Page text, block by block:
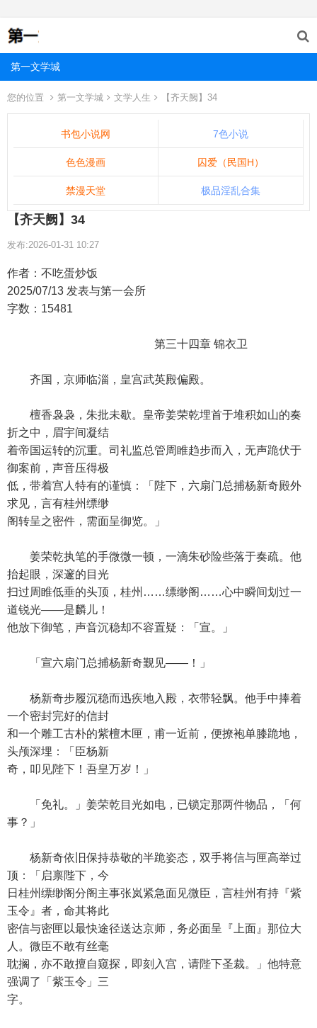
第一文学城
您的位置 第一文学城 文学人生 【齐天阙】34
书包小说网 7色小说
色色漫画 囚爱（民国H）
禁漫天堂 极品淫乱合集
【齐天阙】34
发布:2026-01-31 10:27
作者：不吃蛋炒饭
2025/07/13 发表与第一会所
字数：15481
第三十四章 锦衣卫
齐国，京师临淄，皇宫武英殿偏殿。
檀香袅袅，朱批未歇。皇帝姜荣乾埋首于堆积如山的奏
折之中，眉宇间凝结
着帝国运转的沉重。司礼监总管周睢趋步而入，无声跪伏于
御案前，声音压得极
低，带着宫人特有的谨慎：「陛下，六扇门总捕杨新奇殿外
求见，言有桂州缥缈
阁转呈之密件，需面呈御览。」
姜荣乾执笔的手微微一顿，一滴朱砂险些落于奏疏。他
抬起眼，深邃的目光
扫过周睢低垂的头顶，桂州……缥缈阁……心中瞬间划过一
道锐光——是麟儿！
他放下御笔，声音沉稳却不容置疑：「宣。」
「宣六扇门总捕杨新奇觐见——！」
杨新奇步履沉稳而迅疾地入殿，衣带轻飘。他手中捧着
一个密封完好的信封
和一个雕工古朴的紫檀木匣，甫一近前，便撩袍单膝跪地，
头颅深埋：「臣杨新
奇，叩见陛下！吾皇万岁！」
「免礼。」姜荣乾目光如电，已锁定那两件物品，「何
事？」
杨新奇依旧保持恭敬的半跪姿态，双手将信与匣高举过
顶：「启禀陛下，今
日桂州缥缈阁分阁主事张岚紧急面见微臣，言桂州有持『紫
玉令』者，命其将此
密信与密匣以最快途径送达京师，务必面呈『上面』那位大
人。微臣不敢有丝毫
耽搁，亦不敢擅自窥探，即刻入宫，请陛下圣裁。」他特意
强调了「紫玉令」三
字。